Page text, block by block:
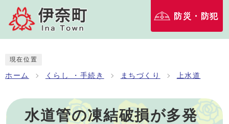
防災・防犯
現在位置
ホーム くらし ・手続き まちづくり 上水道
水道管の凍結破損が多発